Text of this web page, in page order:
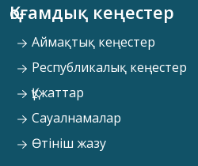
Қоғамдық кеңестер
Аймақтық кеңестер
Республикалық кеңестер
Құжаттар
Сауалнамалар
Өтініш жазу